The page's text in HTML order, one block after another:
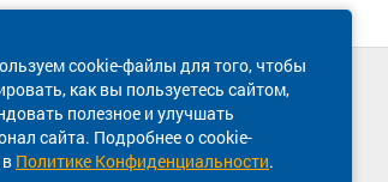
cookie-файлы для того, чтобы
как вы пользуетесь сайтом,
полезное и улучшать
сайта. Подробнее о cookie-
Политике Конфиденциальности.
Техническая поддержка сайта
8 800 600-03-38